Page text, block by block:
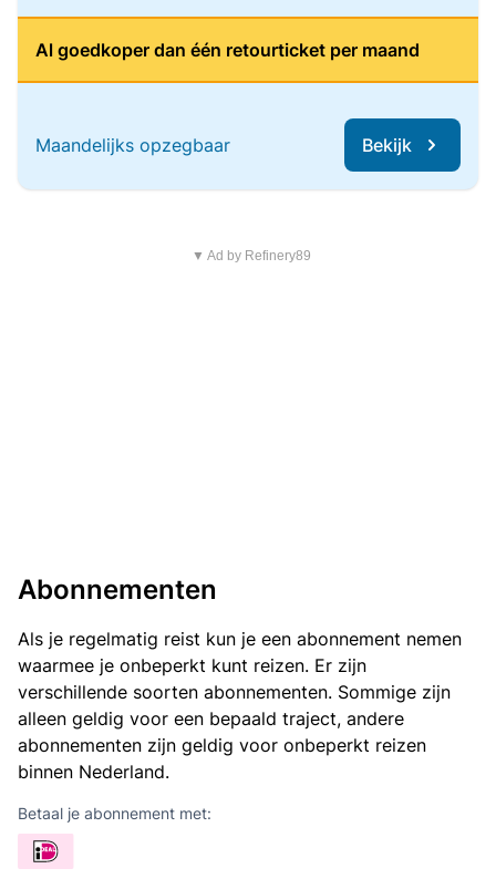
Al goedkoper dan één retourticket per maand
Maandelijks opzegbaar Bekijk
▼ Ad by Refinery89
Abonnementen
Als je regelmatig reist kun je een abonnement nemen
waarmee je onbeperkt kunt reizen. Er zijn
verschillende soorten abonnementen. Sommige zijn
alleen geldig voor een bepaald traject, andere
abonnementen zijn geldig voor onbeperkt reizen
binnen Nederland.
Betaal je abonnement met: